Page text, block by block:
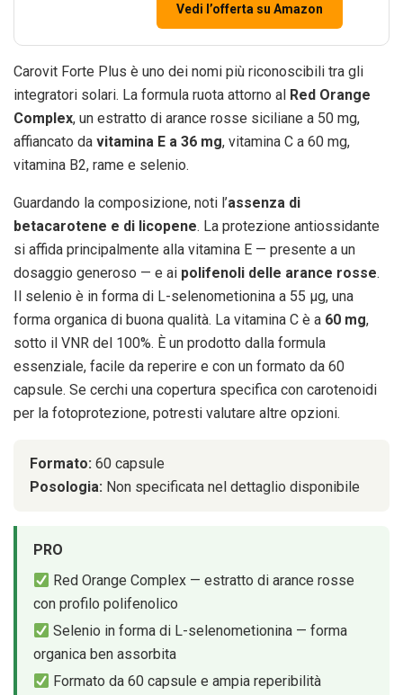
Vedi l’offerta su Amazon
Carovit Forte Plus è uno dei nomi più riconoscibili tra gli
integratori solari. La formula ruota attorno al Red Orange
Complex, un estratto di arance rosse siciliane a 50 mg,
affiancato da vitamina E a 36 mg, vitamina C a 60 mg,
vitamina B2, rame e selenio.
Guardando la composizione, noti l’assenza di
betacarotene e di licopene. La protezione antiossidante
si affida principalmente alla vitamina E — presente a un
dosaggio generoso — e ai polifenoli delle arance rosse.
Il selenio è in forma di L-selenometionina a 55 μg, una
forma organica di buona qualità. La vitamina C è a 60 mg,
sotto il VNR del 100%. È un prodotto dalla formula
essenziale, facile da reperire e con un formato da 60
capsule. Se cerchi una copertura specifica con carotenoidi
per la fotoprotezione, potresti valutare altre opzioni.
Formato: 60 capsule
Posologia: Non specificata nel dettaglio disponibile
PRO
Red Orange Complex — estratto di arance rosse
con profilo polifenolico
Selenio in forma di L-selenometionina — forma
organica ben assorbita
Formato da 60 capsule e ampia reperibilità